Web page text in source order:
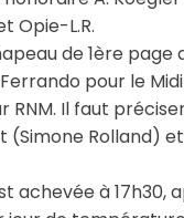
Opie-L.R.
de 1ère
pour le
RNM. Il faut
Rolland)
achevée à